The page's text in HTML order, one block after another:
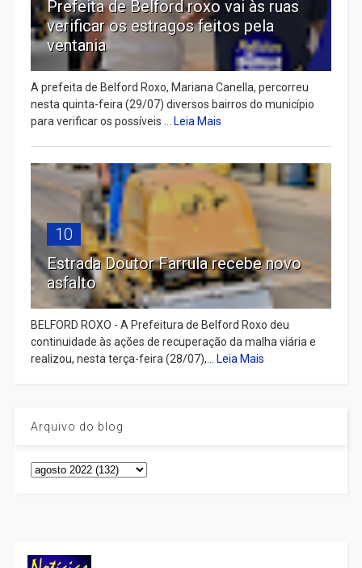
Prefeita de Belford roxo vai às ruas
verificar os estragos feitos pela
ventania
A prefeita de Belford Roxo, Mariana Canella, percorreu
nesta quinta-feira (29/07) diversos bairros do município
para verificar os possíveis ...
Leia Mais
10
Estrada Doutor Farrula recebe novo
asfalto
BELFORD ROXO - A Prefeitura de Belford Roxo deu
continuidade às ações de recuperação da malha viária e
realizou, nesta terça-feira (28/07),...
Leia Mais
Arquivo do blog